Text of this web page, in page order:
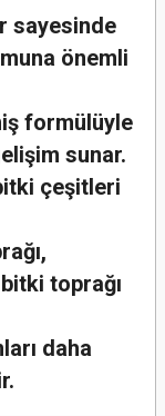
sayesinde
önemli
formülüyle
sunar.
çeşitleri
toprağı
daha